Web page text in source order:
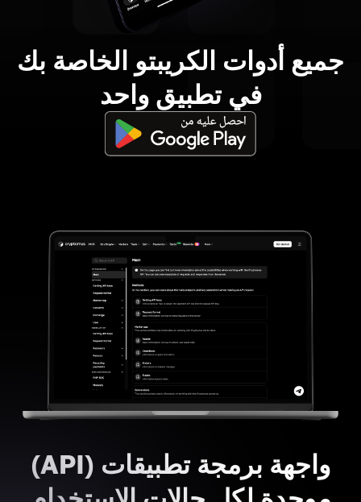
جميع أدوات الكريبتو الخاصة بك
في تطبيق واحد
واجهة برمجة تطبيقات (API)